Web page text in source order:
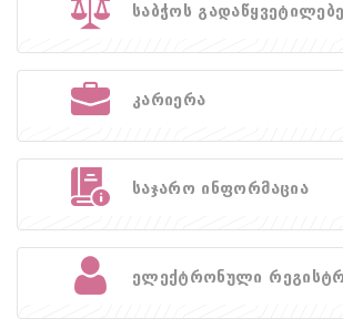
საბჭოს
კარიერა
საჯარო ინფორმაცია
ელექტრონული